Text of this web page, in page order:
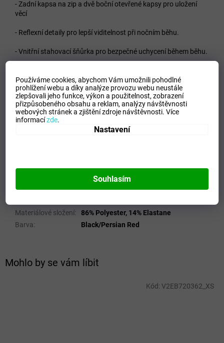
Používáme cookies, abychom Vám umožnili pohodlné
prohlížení webu a díky analýze provozu webu neustále
zlepšovali jeho funkce, výkon a použitelnost,zobrazení
přizpůsobeného obsahu a reklam, analýzy návštěvnosti
webových stránek a zjištění zdroje návštěvnosti.Více
informacízde.
Nastavení
Souhlasím
Mohlo by se vám líbit
Kód: V2EB720362_XS
- Zadní kapsa na zip a dvě boční otevřené kapsy pro uložení
věcí
- Reflexní detaily pro lepší viditelnost při nočním běhu.
- Vnitřní stahovací šňůrka pro bezpečné uchycení během běhu.
Materiál - 88% Recycled Polyester, 12% Elastane
VELIKOSTNÍ TABULKA_MIZUNO
5059431211214
Velikost:
XS
Materiálové složení:
86% Polyester, 14% Elastane
Barva: Black/Persian Red